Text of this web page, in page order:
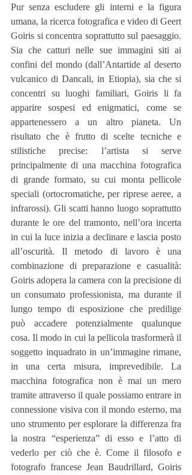
Pur senza escludere gli interni e la figura
umana, la ricerca fotografica e video di Geert
Goiris si concentra soprattutto sul paesaggio.
Sia che catturi nelle sue immagini siti ai
confini del mondo (dall’Antartide al deserto
vulcanico di Dancali, in Etiopia), sia che si
concentri su luoghi familiari, Goiris li fa
apparire sospesi ed enigmatici, come se
appartenessero a un altro pianeta. Un
risultato che è frutto di scelte tecniche e
stilistiche precise: l’artista si serve
principalmente di una macchina fotografica
di grande formato, su cui monta pellicole
speciali (ortocromatiche, per riprese aeree, a
infrarossi). Gli scatti hanno luogo soprattutto
durante le ore del tramonto, nell’ora incerta
in cui la luce inizia a declinare e lascia posto
all’oscurità. Il metodo di lavoro è una
combinazione di preparazione e casualità:
Goiris adopera la camera con la precisione di
un consumato professionista, ma durante il
lungo tempo di esposizione che predilige
può accadere potenzialmente qualunque
cosa. Il modo in cui la pellicola trasformerà il
soggetto inquadrato in un’immagine rimane,
in una certa misura, imprevedibile. La
macchina fotografica non è mai un mero
tramite attraverso il quale possiamo entrare in
connessione visiva con il mondo esterno, ma
uno strumento per esplorare la differenza fra
la nostra “esperienza” di esso e l’atto di
vederlo per ciò che è. Come il filosofo e
fotografo francese Jean Baudrillard, Goiris